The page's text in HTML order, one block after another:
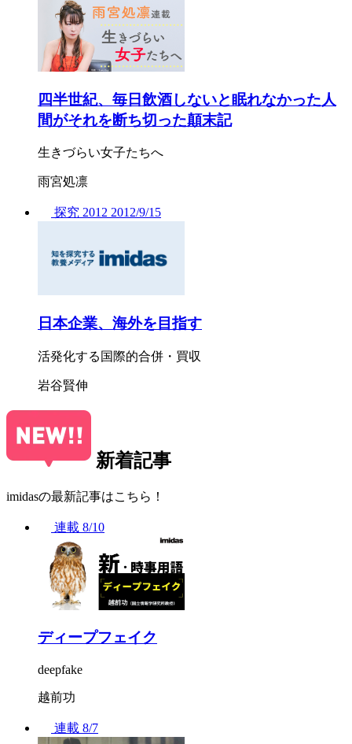
四半世紀、毎日飲酒しないと眠れなかった人
間がそれを断ち切った顛末記
生きづらい女子たちへ
雨宮処凛
探究 2012 2012/9/15
日本企業、海外を目指す
活発化する国際的合併・買収
岩谷賢伸
新着記事
imidasの最新記事はこちら！
連載 8/10
ディープフェイク
deepfake
越前功
連載 8/7